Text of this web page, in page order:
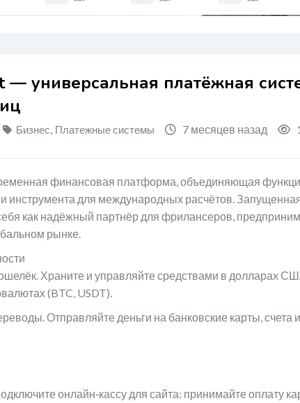
— универсальная платёжная
Бизнес Платежные системы 7 месяцев назад
финансовая платформа, объединяющая
инструмента для международных расчётов. Запущенная
как надёжный партнёр для фрилансеров,
рынке.
Храните и управляйте средствами в долларах
(BTC, USDT).
Отправляйте деньги на банковские карты, счета
онлайн‑кассу для сайта: принимайте оплату